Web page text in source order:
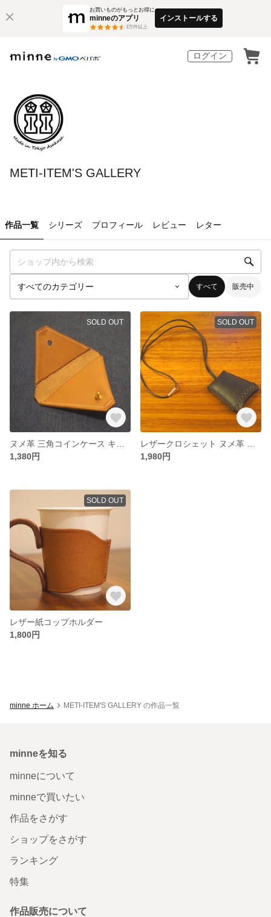
お買いものがもっとお得に
minneのアプリ
3万件以上
インストールする
ログイン
METI-ITEM'S GALLERY
作品一覧 シリーズ プロフィール レビュー レター
すべて 販売中
SOLD OUT
1,380円
SOLD OUT
1,980円
SOLD OUT
レザー紙コップホルダー
1,800円
minne ホーム METI-ITEM'S GALLERY の作品一覧
minneを知る
minneについて
minneで買いたい
作品をさがす
ショップをさがす
ランキング
特集
作品販売について